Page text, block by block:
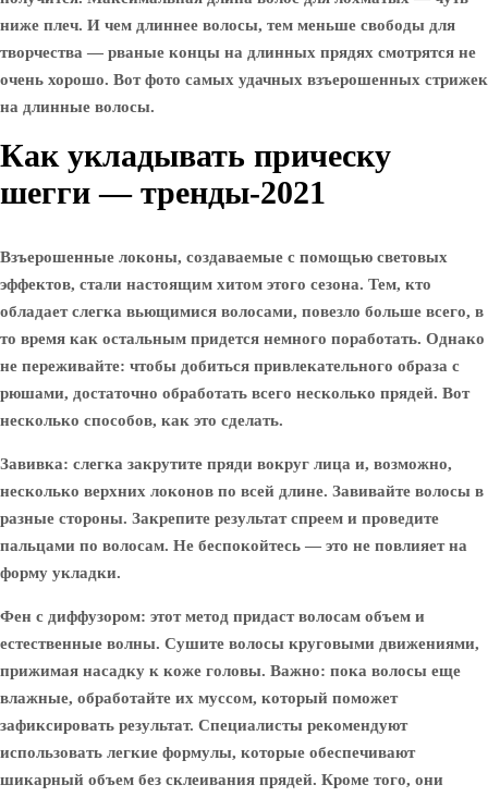
ниже плеч. И чем длиннее волосы, тем меньше свободы для
творчества — рваные концы на длинных прядях смотрятся не
очень хорошо. Вот фото самых удачных взъерошенных стрижек
на длинные волосы.
Как укладывать прическу
шегги — тренды-2021
Взъерошенные локоны, создаваемые с помощью световых
эффектов, стали настоящим хитом этого сезона. Тем, кто
обладает слегка вьющимися волосами, повезло больше всего, в
то время как остальным придется немного поработать. Однако
не переживайте: чтобы добиться привлекательного образа с
рюшами, достаточно обработать всего несколько прядей. Вот
несколько способов, как это сделать.
Завивка: слегка закрутите пряди вокруг лица и, возможно,
несколько верхних локонов по всей длине. Завивайте волосы в
разные стороны. Закрепите результат спреем и проведите
пальцами по волосам. Не беспокойтесь — это не повлияет на
форму укладки.
Фен с диффузором: этот метод придаст волосам объем и
естественные волны. Сушите волосы круговыми движениями,
прижимая насадку к коже головы. Важно: пока волосы еще
влажные, обработайте их муссом, который поможет
зафиксировать результат. Специалисты рекомендуют
использовать легкие формулы, которые обеспечивают
шикарный объем без склеивания прядей. Кроме того, они